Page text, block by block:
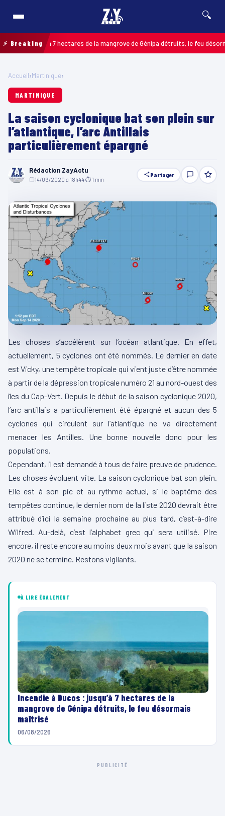
🔍
⚡ Breaking
: jusqu’à 7 hectares de la mangrove de Génipa détruits, le feu désormais
Accueil›Martinique›
MARTINIQUE
La saison cyclonique bat son plein sur
l’atlantique, l’arc Antillais
particulièrement épargné
Rédaction ZayActu
14/09/2020 à 18h44⏱ 1 min
Partager
Les choses s’accélèrent sur l’océan atlantique. En effet,
actuellement, 5 cyclones ont été nommés. Le dernier en date
est Vicky, une tempête tropicale qui vient juste d’être nommée
à partir de la dépression tropicale numéro 21 au nord-ouest des
îles du Cap-Vert. Depuis le début de la saison cyclonique 2020,
l’arc antillais a particulièrement été épargné et aucun des 5
cyclones qui circulent sur l’atlantique ne va directement
menacer les Antilles. Une bonne nouvelle donc pour les
populations.
Cependant, il est demandé à tous de faire preuve de prudence.
Les choses évoluent vite. La saison cyclonique bat son plein.
Elle est à son pic et au rythme actuel, si le baptême des
tempêtes continue, le dernier nom de la liste 2020 devrait être
attribué d’ici la semaine prochaine au plus tard, c’est-à-dire
Wilfred. Au-delà, c’est l’alphabet grec qui sera utilisé. Pire
encore, il reste encore au moins deux mois avant que la saison
2020 ne se termine. Restons vigilants.
À LIRE ÉGALEMENT
Incendie à Ducos : jusqu’à 7 hectares de la
mangrove de Génipa détruits, le feu désormais
maîtrisé
06/08/2026
PUBLICITÉ